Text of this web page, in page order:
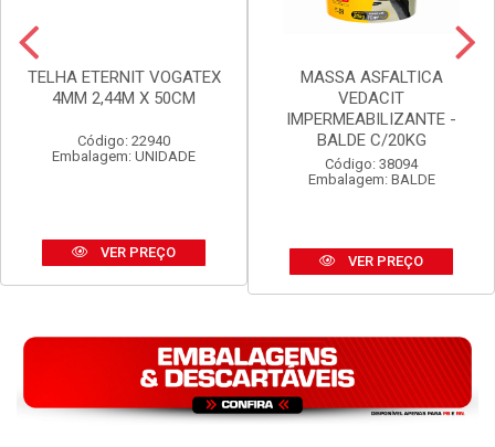
TELHA ETERNIT VOGATEX
4MM 2,44M X 50CM
Código: 22940
Embalagem: UNIDADE
VER PREÇO
MASSA ASFALTICA
VEDACIT
IMPERMEABILIZANTE -
BALDE C/20KG
Código: 38094
Embalagem: BALDE
VER PREÇO